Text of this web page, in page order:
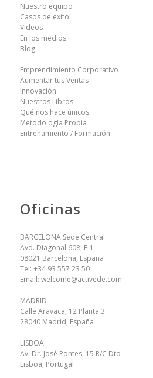
Nuestro equipo
Casos de éxito
Videos
En los medios
Blog
Emprendimiento Corporativo
Aumentar tus Ventas
Innovación
Nuestros Libros
Qué nos hace únicos
Metodología Propia
Entrenamiento / Formación
Oficinas
BARCELONA Sede Central
Avd. Diagonal 608, E-1
08021 Barcelona, España
Tel: +34 93 557 23 50
Email: welcome@activede.com
MADRID
Calle Aravaca, 12 Planta 3
28040 Madrid, España
LISBOA
Av. Dr. José Pontes, 15 R/C Dto
Lisboa, Portugal